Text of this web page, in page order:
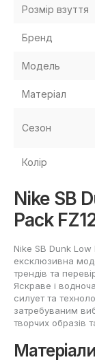
Розмір взуття
Бренд
Модель
Матеріал
Сезон
Колір
Nike SB
Pack
Nike SB Dunk
ексклюзивна
трендів та
Яскраве і
силует та
затребуваним
творчих образів